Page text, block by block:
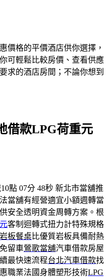
價格的平價酒店供你選擇，
可輕鬆比較房價、查看供應
求的酒店房間；不論你想到
借款LPG荷重元
點 07分 48秒 新北市當舖推
當舖有經營適宜小額週轉當
安全透明資金周轉方案。根
客制迴轉式扭力計特殊規格
岩板餐桌比優質岩板具備耐熱
留車鶯歌當舖汽車借款房屋
最快速流程台北汽車借款找
職業法國身體塑形技術LPG